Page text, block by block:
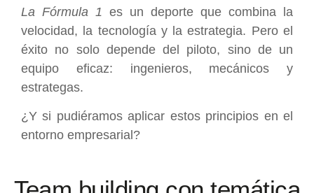
La Fórmula 1 es un deporte que combina la
velocidad, la tecnología y la estrategia. Pero el
éxito no solo depende del piloto, sino de un
equipo eficaz: ingenieros, mecánicos y
estrategas.
¿Y si pudiéramos aplicar estos principios en el
entorno empresarial?